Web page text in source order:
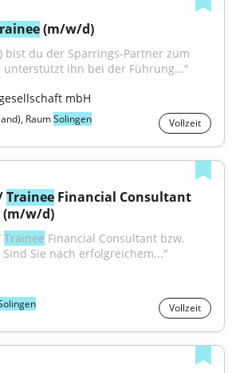
(m/w/d)
bist du der Sparrings-Partner zum
ihn bei der Führung..."
mbH
RaumSolingen Vollzeit
Trainee Financial Consultant
(m/w/d)
Trainee Financial Consultant bzw.
Sie nach erfolgreichem..."
Vollzeit